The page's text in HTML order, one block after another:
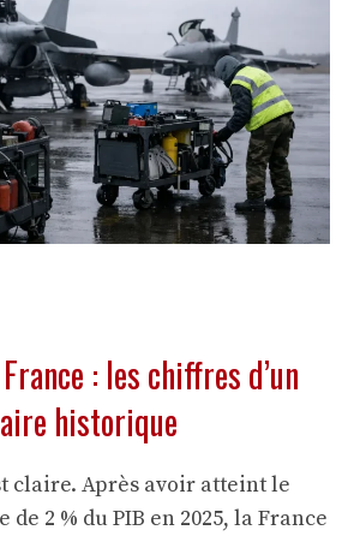
: les chiffres d’un
historique
claire. Après avoir atteint le
2 % du PIB en 2025, la France